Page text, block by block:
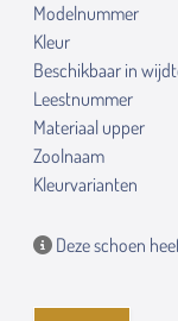
Modelnummer
Kleur
Beschikbaar in
Leestnummer
Materiaal upper
Zoolnaam
Kleurvarianten
Deze schoen